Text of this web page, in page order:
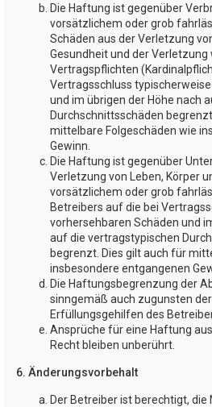
Die Haftung ist gegenüber
vorsätzlichem oder grob
Schäden aus der Verletzung
Gesundheit und der
Vertragspflichten
Vertragsschluss
und im übrigen der Höhe nach
Durchschnittsschäden
mittelbare Folgeschäden wie
Gewinn.
Die Haftung ist gegenüber
Verletzung von Leben, Körper
vorsätzlichem oder grob
Betreibers auf die bei
vorhersehbaren Schäden und
auf die vertragstypischen
begrenzt. Dies gilt auch für
insbesondere entgangenen
Die Haftungsbegrenzung der
sinngemäß auch zugunsten
Erfüllungsgehilfen des
Ansprüche für eine Haftung
Recht bleiben unberührt.
6. Änderungsvorbehalt
Der Betreiber ist berechtigt,